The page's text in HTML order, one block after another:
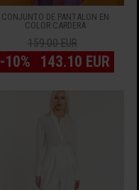
CONJUNTO DE PANTALÓN EN
COLOR CARDERA
159.00 EUR
-10% 143.10 EUR